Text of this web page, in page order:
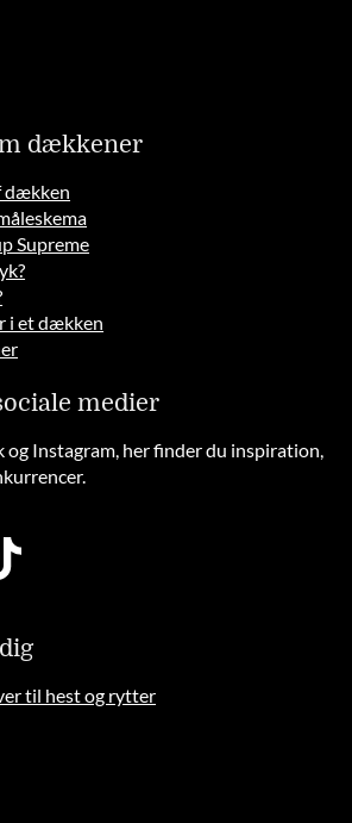
dækkener
dækken
Supreme
i et dækken
medier
og Instagram, her finder du inspiration,
tiktok
til hest og rytter